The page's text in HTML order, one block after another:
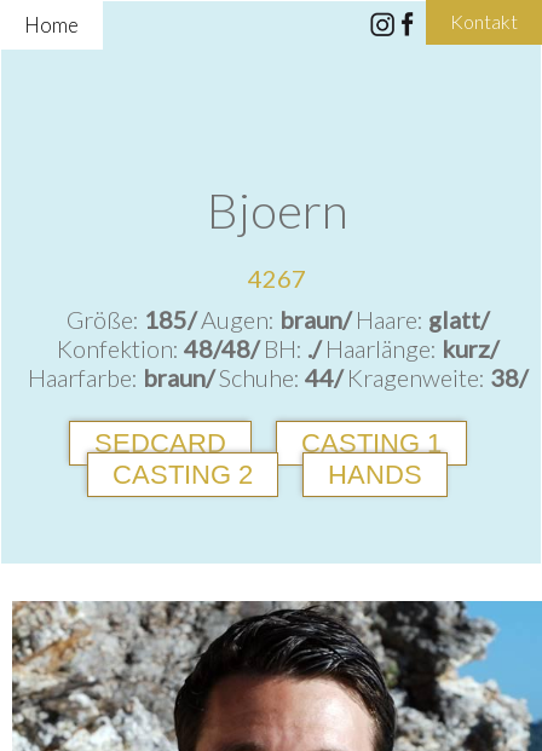
Home Kontakt
Bjoern
4267
Größe: 185/Augen: braun/Haare: glatt/
Konfektion: 48/48/BH: ./Haarlänge: kurz/
Haarfarbe: braun/Schuhe: 44/Kragenweite: 38/
SEDCARD
CASTING 1
CASTING 2
HANDS